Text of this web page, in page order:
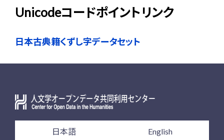
Unicodeコードポイントリンク
日本古典籍くずし字データセット
日本語 English